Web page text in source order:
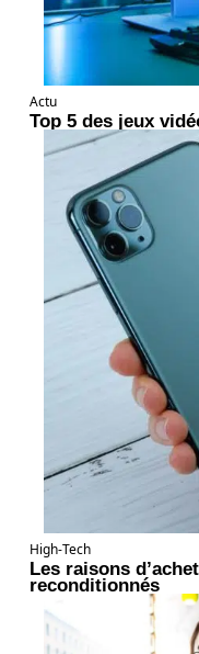
Actu
Top 5 des jeux
High-Tech
Les raisons
reconditionnés